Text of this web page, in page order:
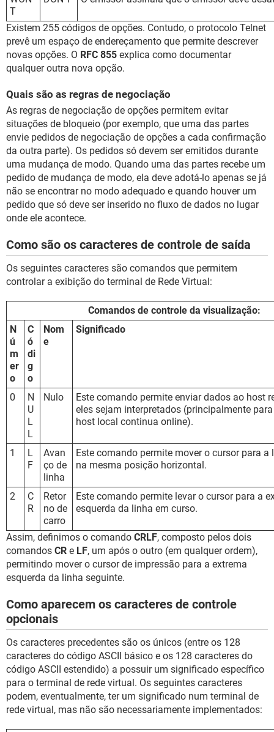
T
Existem 255 códigos de opções. Contudo, o protocolo Telnet
prevê um espaço de endereçamento que permite descrever
novas opções. O RFC 855 explica como documentar
qualquer outra nova opção.
Quais são as regras de negociação
As regras de negociação de opções permitem evitar
situações de bloqueio (por exemplo, que uma das partes
envie pedidos de negociação de opções a cada confirmação
da outra parte). Os pedidos só devem ser emitidos durante
uma mudança de modo. Quando uma das partes recebe um
pedido de mudança de modo, ela deve adotá-lo apenas se já
não se encontrar no modo adequado e quando houver um
pedido que só deve ser inserido no fluxo de dados no lugar
onde ele acontece.
Como são os caracteres de controle de saída
Os seguintes caracteres são comandos que permitem
controlar a exibição do terminal de Rede Virtual:
Comandos de controle da visualização:
N
ú
m
er
o
C
ó
di
g
o
Nom
e
Significado
0
N
U
L
L
Nulo
Este comando permite enviar dados ao host
eles sejam interpretados (principalmente
host local continua online).
1
L
F
Avan
ço de
linha
Este comando permite mover o cursor para a
na mesma posição horizontal.
2
C
R
Retor
no de
carro
Este comando permite levar o cursor para a
esquerda da linha em curso.
Assim, definimos o comando CRLF, composto pelos dois
comandos CR e LF, um após o outro (em qualquer ordem),
permitindo mover o cursor de impressão para a extrema
esquerda da linha seguinte.
Como aparecem os caracteres de controle
opcionais
Os caracteres precedentes são os únicos (entre os 128
caracteres do código ASCII básico e os 128 caracteres do
código ASCII estendido) a possuir um significado específico
para o terminal de rede virtual. Os seguintes caracteres
podem, eventualmente, ter um significado num terminal de
rede virtual, mas não são necessariamente implementados: